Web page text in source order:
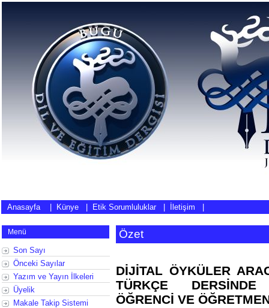
Anasayfa| Künye Etik Sorumluluklar İletişim
Menü
Son Sayı
Önceki Sayılar
Yazım ve Yayın İlkeleri
Üyelik
Makale Takip Sistemi
Özet
DİJİTAL ÖYKÜLER
TÜRKÇE
ÖĞRENCİ VE